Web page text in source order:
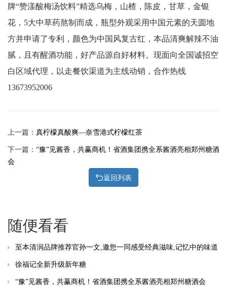
牌“赞漾酸梅汤饮料”精选乌梅，山楂，陈皮，甘草，金银
花，5大中草药熬制而成，瓶型外观采用中国元素的天圆地
方并申请了专利，颜色为中国风复古红，本品清爽解辣不油
腻，且有醒酒功能，好产品源自好材料。现面向全国诚招空
白区域代理，以走餐饮渠道为主线动销，合作热线
13673952006
上一篇： 真柠檬真酸爽—奈雪港式柠檬红茶
下一篇： “豫”见酱香，共赢商机！省酒集团携全系酱酒亮相郑州糖酒
会
返回列表
随便看看
至本清润品牌推荐官孙一文,邀您一同感受经典滋味,记忆中的味道
徐福记全新升级新年糖
“豫”见酱香，共赢商机！省酒集团携全系酱酒亮相郑州糖酒会